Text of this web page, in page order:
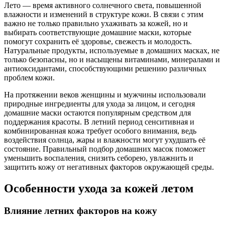
Лето — время активного солнечного света, повышенной
влажности и изменений в структуре кожи. В связи с этим
важно не только правильно ухаживать за кожей, но и
выбирать соответствующие домашние маски, которые
помогут сохранить её здоровье, свежесть и молодость.
Натуральные продукты, используемые в домашних масках, не
только безопасны, но и насыщены витаминами, минералами и
антиоксидантами, способствующими решению различных
проблем кожи.
На протяжении веков женщины и мужчины использовали
природные ингредиенты для ухода за лицом, и сегодня
домашние маски остаются популярным средством для
поддержания красоты. В летний период сенситивная и
комбинированная кожа требует особого внимания, ведь
воздействия солнца, жары и влажности могут ухудшать её
состояние. Правильный подбор домашних масок поможет
уменьшить воспаления, снизить себорею, увлажнить и
защитить кожу от негативных факторов окружающей среды.
Особенности ухода за кожей летом
Влияние летних факторов на кожу